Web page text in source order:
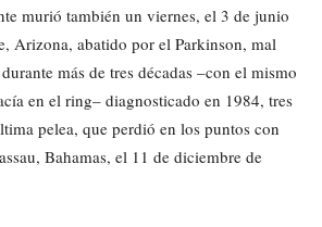
murió también un viernes, el 3 de junio
Arizona, abatido por el Parkinson, mal
más de tres décadas –con el mismo
en el ring– diagnosticado en 1984, tres
pelea, que perdió en los puntos con
Bahamas, el 11 de diciembre de